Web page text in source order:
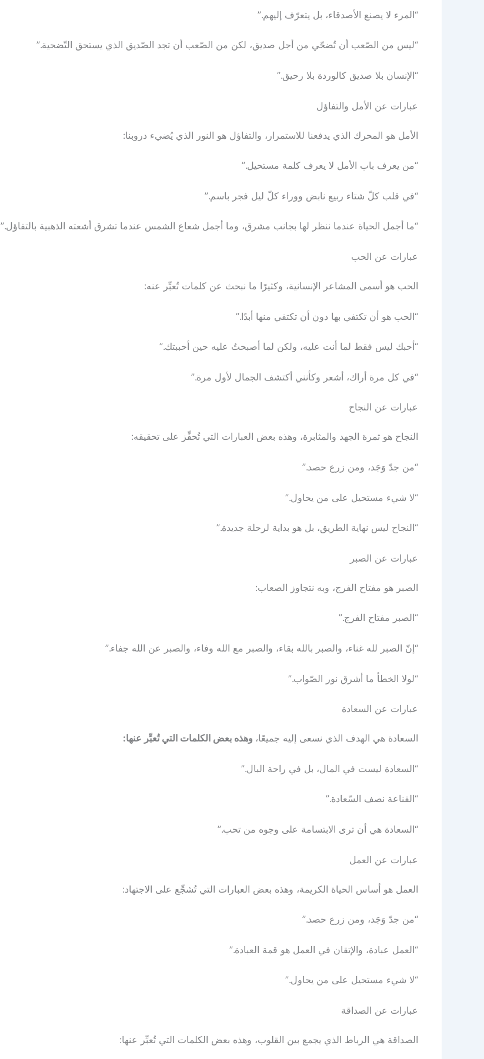
“المرء لا يصنع الأصدقاء، بل يتعرّف إليهم.”
“ليس من الصّعب أن تُضحّي من أجل صديق، لكن من الصّعب أن تجد الصّديق الذي يستحق التّضحية.”
“الإنسان بلا صديق كالوردة بلا رحيق.”
عبارات عن الأمل والتفاؤل
الأمل هو المحرك الذي يدفعنا للاستمرار، والتفاؤل هو النور الذي يُضيء دروبنا:
“من يعرف باب الأمل لا يعرف كلمة مستحيل.”
“في قلب كلّ شتاء ربيع نابض ووراء كلّ ليل فجر باسم.”
“ما أجمل الحياة عندما ننظر لها بجانب مشرق، وما أجمل شعاع الشمس عندما تشرق أشعته الذهبية بالتفاؤل.”
عبارات عن الحب
الحب هو أسمى المشاعر الإنسانية، وكثيرًا ما نبحث عن كلمات تُعبِّر عنه:
“الحب هو أن تكتفي بها دون أن تكتفي منها أبدًا.”
“أحبك ليس فقط لما أنت عليه، ولكن لما أصبحتُ عليه حين أحببتك.”
“في كل مرة أراك، أشعر وكأنني أكتشف الجمال لأول مرة.”
عبارات عن النجاح
النجاح هو ثمرة الجهد والمثابرة، وهذه بعض العبارات التي تُحفِّز على تحقيقه:
“من جدّ وَجَد، ومن زرع حصد.”
“لا شيء مستحيل على من يحاول.”
“النجاح ليس نهاية الطريق، بل هو بداية لرحلة جديدة.”
عبارات عن الصبر
الصبر هو مفتاح الفرج، وبه نتجاوز الصعاب:
“الصبر مفتاح الفرج.”
“إنّ الصبر لله غناء، والصبر بالله بقاء، والصبر مع الله وفاء، والصبر عن الله جفاء.”
“لولا الخطأ ما أشرق نور الصّواب.”
عبارات عن السعادة
السعادة هي الهدف الذي نسعى إليه جميعًا، وهذه بعض الكلمات التي تُعبِّر عنها:
“السعادة ليست في المال، بل في راحة البال.”
“القناعة نصف السّعادة.”
“السعادة هي أن ترى الابتسامة على وجوه من تحب.”
عبارات عن العمل
العمل هو أساس الحياة الكريمة، وهذه بعض العبارات التي تُشجِّع على الاجتهاد:
“من جدّ وَجَد، ومن زرع حصد.”
“العمل عبادة، والإتقان في العمل هو قمة العبادة.”
“لا شيء مستحيل على من يحاول.”
عبارات عن الصداقة
الصداقة هي الرباط الذي يجمع بين القلوب، وهذه بعض الكلمات التي تُعبِّر عنها: